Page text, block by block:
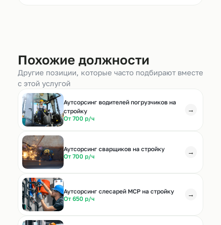
Похожие должности
Другие позиции, которые часто подбирают вместе
с этой услугой
Аутсорсинг водителей погрузчиков на
стройку
От 700 р/ч
→
Аутсорсинг сварщиков на стройку
От 700 р/ч
→
Аутсорсинг слесарей МСР на стройку
От 650 р/ч
→